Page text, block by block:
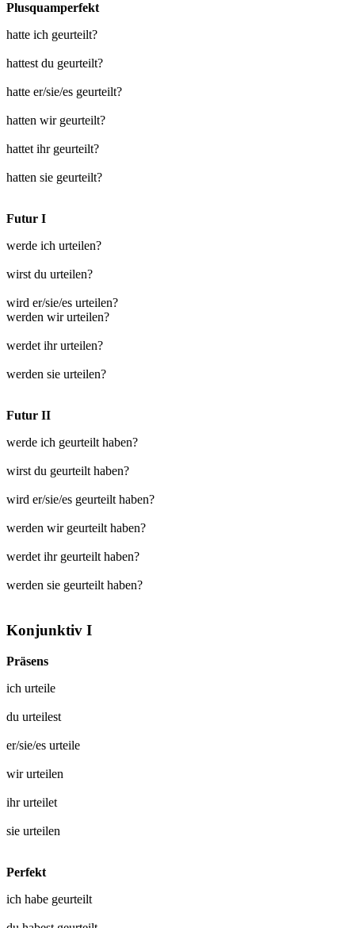
Plusquamperfekt
hatte ich geurteilt?
hattest du geurteilt?
hatte er/sie/es geurteilt?
hatten wir geurteilt?
hattet ihr geurteilt?
hatten sie geurteilt?
Futur I
werde ich urteilen?
wirst du urteilen?
wird er/sie/es urteilen?
werden wir urteilen?
werdet ihr urteilen?
werden sie urteilen?
Futur II
werde ich geurteilt haben?
wirst du geurteilt haben?
wird er/sie/es geurteilt haben?
werden wir geurteilt haben?
werdet ihr geurteilt haben?
werden sie geurteilt haben?
Konjunktiv I
Präsens
ich urteile
du urteilest
er/sie/es urteile
wirurteilen
ihrurteilet
sie urteilen
Perfekt
ich habe geurteilt